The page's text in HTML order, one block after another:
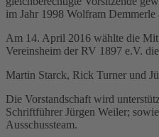
im Jahr 1998 Wolfram Demmerle
Am 14. April 2016 wählte die
Vereinsheim der RV 1897 e.V.
Martin Starck, Rick Turner und
Die Vorstandschaft wird
Schriftführer Jürgen Weiler;
Ausschussteam.